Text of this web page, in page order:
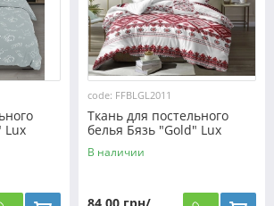
Lux
code: FFBLGL2011
Ткань для постельного
белья Бязь "Gold" Lux
"Украинский орнамент"
GL2011
В наличии